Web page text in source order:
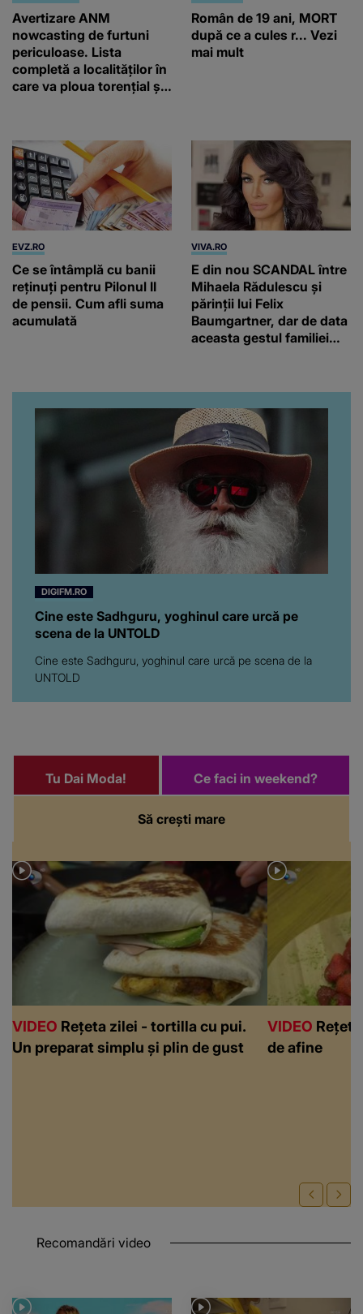
Avertizare ANM
nowcasting de furtuni
periculoase. Lista
completă a localităților în
care va ploua torențial și
Român de 19 ani, MORT
după ce a cules r... Vezi
mai mult
EVZ.RO
Ce se întâmplă cu banii
reținuți pentru Pilonul II
de pensii. Cum afli suma
acumulată
VIVA.RO
E din nou SCANDAL între
Mihaela Rădulescu și
părinții lui Felix
Baumgartner, dar de data
aceasta gestul familiei
noastră! Fostei
prezentatoare nici că-i
vine să creadă că s-a
ajuns până aici, dar e
adevărat, au făcut-o și pe
asta! Și ce a ieșit la iveală
ar fi prea mult pentru
oricine: "Cu… mine, fata
româncă...”
DIGIFM.RO
Cine este Sadhguru, yoghinul care urcă pe
scena de la UNTOLD
Cine este Sadhguru, yoghinul care urcă pe scena de la
UNTOLD
Să crești mare
Tu Dai Moda! Ce faci in weekend?
VIDEO Rețeta zilei - tortilla cu pui.
Un preparat simplu și plin de gust
VIDEO
de afine
Recomandări video